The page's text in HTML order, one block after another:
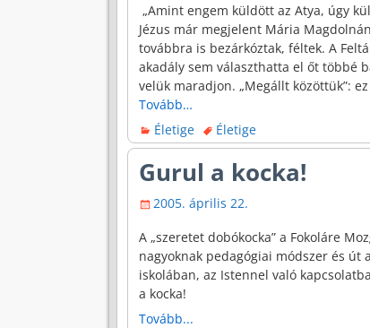
„Amint engem küldött az Atya, úgy
Jézus már megjelent Mária
továbbra is bezárkóztak, féltek. A
akadály sem választhatta el őt többé
velük maradjon. „Megállt közöttük”:
Tovább…
Életige
Életige
Gurul a kocka!
2005. április 22.
A „szeretet dobókocka” a Fokoláre
nagyoknak pedagógiai módszer és út
iskolában, az Istennel való
a kocka!
Tovább...